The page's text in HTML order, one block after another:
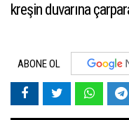
kreşin duvarına
ABONE OL